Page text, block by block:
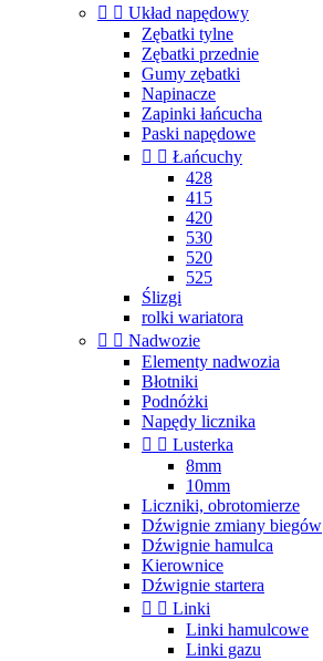
  Układ napędowy
Zębatki tylne
Zębatki przednie
Gumy zębatki
Napinacze
Zapinki łańcucha
Paski napędowe
  Łańcuchy
428
415
420
530
520
525
Ślizgi
rolki wariatora
  Nadwozie
Elementy nadwozia
Błotniki
Podnóżki
Napędy licznika
  Lusterka
8mm
10mm
Liczniki, obrotomierze
Dźwignie zmiany biegów
Dźwignie hamulca
Kierownice
Dźwignie startera
  Linki
Linki hamulcowe
Linki gazu